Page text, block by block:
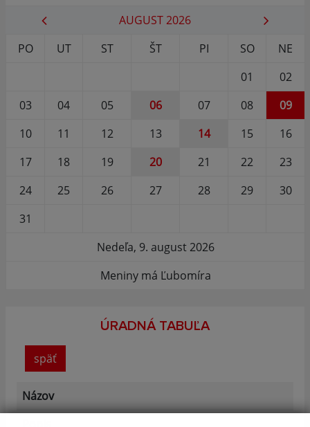
AUGUST 2026
PO
UT ST ŠT PI SO
NE
01
02
03
04 05 06 07 08
09
10
11 12 13 14 15
16
17
18 19 20 21 22
23
24
25 26 27 28 29
30
31
Nedeľa, 9. august 2026
Meniny má Ľubomíra
ÚRADNÁ TABUĽA
späť
Názov